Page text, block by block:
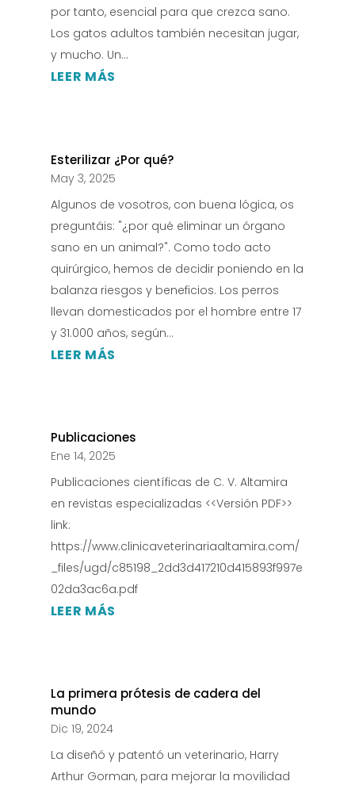
por tanto, esencial para que crezca sano.
Los gatos adultos también necesitan jugar,
y mucho. Un...
LEER MÁS
Esterilizar ¿Por qué?
May 3, 2025
Algunos de vosotros, con buena lógica, os
preguntáis: "¿por qué eliminar un órgano
sano en un animal?". Como todo acto
quirúrgico, hemos de decidir poniendo en la
balanza riesgos y beneficios. Los perros
llevan domesticados por el hombre entre 17
y 31.000 años, según...
LEER MÁS
Publicaciones
Ene 14, 2025
Publicaciones científicas de C. V. Altamira
en revistas especializadas <<Versión PDF>>
link:
https://www.clinicaveterinariaaltamira.com/
_files/ugd/c85198_2dd3d417210d415893f997e
02da3ac6a.pdf
LEER MÁS
La primera prótesis de cadera del
mundo
Dic 19, 2024
La diseñó y patentó un veterinario, Harry
Arthur Gorman, para mejorar la movilidad